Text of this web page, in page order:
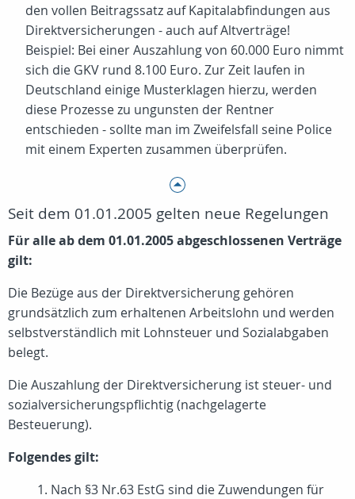
den vollen Beitragssatz auf Kapitalabfindungen aus
Direktversicherungen - auch auf Altverträge!
Beispiel: Bei einer Auszahlung von 60.000 Euro nimmt
sich die GKV rund 8.100 Euro. Zur Zeit laufen in
Deutschland einige Musterklagen hierzu, werden
diese Prozesse zu ungunsten der Rentner
entschieden - sollte man im Zweifelsfall seine Police
mit einem Experten zusammen überprüfen.
Seit dem 01.01.2005 gelten neue Regelungen
Für alle ab dem 01.01.2005 abgeschlossenen Verträge
gilt:
Die Bezüge aus der Direktversicherung gehören
grundsätzlich zum erhaltenen Arbeitslohn und werden
selbstverständlich mit Lohnsteuer und Sozialabgaben
belegt.
Die Auszahlung der Direktversicherung ist steuer- und
sozialversicherungspflichtig (nachgelagerte
Besteuerung).
Folgendes gilt:
Nach §3 Nr.63 EstG sind die Zuwendungen für